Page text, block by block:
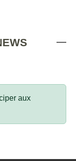
aux